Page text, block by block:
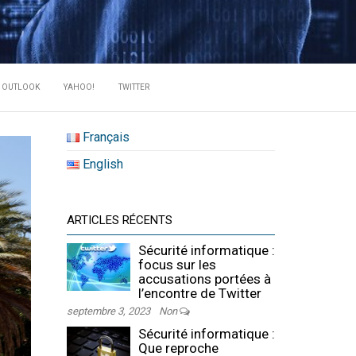
DES
OUTLOOK YAHOO! TWITTER
Français
English
ARTICLES RÉCENTS
Sécurité informatique :
focus sur les
accusations portées à
l’encontre de Twitter
septembre 3, 2023 Non
Sécurité informatique :
Que reproche